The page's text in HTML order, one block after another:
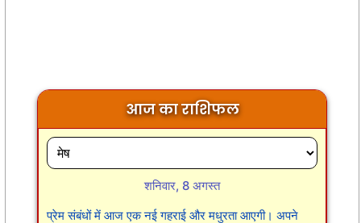
आज का राशिफल
शनिवार, 8 अगस्त
प्रेम संबंधों में आज एक नई गहराई और मधुरता आएगी। अपने